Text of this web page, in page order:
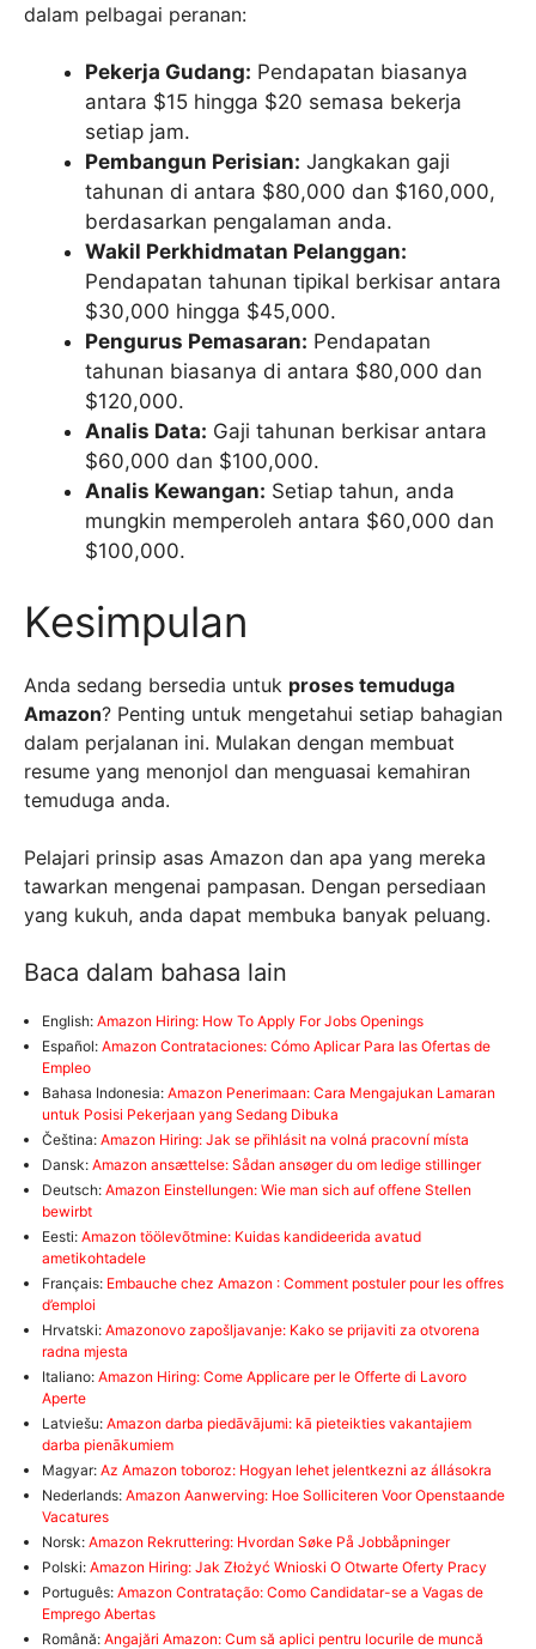
dalam pelbagai peranan:
Pekerja Gudang: Pendapatan biasanya
antara $15 hingga $20 semasa bekerja
setiap jam.
Pembangun Perisian: Jangkakan gaji
tahunan di antara $80,000 dan $160,000,
berdasarkan pengalaman anda.
Wakil Perkhidmatan Pelanggan:
Pendapatan tahunan tipikal berkisar antara
$30,000 hingga $45,000.
Pengurus Pemasaran: Pendapatan
tahunan biasanya di antara $80,000 dan
$120,000.
Analis Data: Gaji tahunan berkisar antara
$60,000 dan $100,000.
Analis Kewangan: Setiap tahun, anda
mungkin memperoleh antara $60,000 dan
$100,000.
Kesimpulan
Anda sedang bersedia untuk proses temuduga
Amazon? Penting untuk mengetahui setiap bahagian
dalam perjalanan ini. Mulakan dengan membuat
resume yang menonjol dan menguasai kemahiran
temuduga anda.
Pelajari prinsip asas Amazon dan apa yang mereka
tawarkan mengenai pampasan. Dengan persediaan
yang kukuh, anda dapat membuka banyak peluang.
Baca dalam bahasa lain
English: Amazon Hiring: How To Apply For Jobs Openings
Español: Amazon Contrataciones: Cómo Aplicar Para las Ofertas de
Empleo
Bahasa Indonesia: Amazon Penerimaan: Cara Mengajukan Lamaran
untuk Posisi Pekerjaan yang Sedang Dibuka
Čeština: Amazon Hiring: Jak se přihlásit na volná pracovní místa
Dansk: Amazon ansættelse: Sådan ansøger du om ledige stillinger
Deutsch: Amazon Einstellungen: Wie man sich auf offene Stellen
bewirbt
Eesti: Amazon töölevõtmine: Kuidas kandideerida avatud
ametikohtadele
Français: Embauche chez Amazon : Comment postuler pour les offres
d’emploi
Hrvatski: Amazonovo zapošljavanje: Kako se prijaviti za otvorena
radna mjesta
Italiano: Amazon Hiring: Come Applicare per le Offerte di Lavoro
Aperte
Latviešu: Amazon darba piedāvājumi: kā pieteikties vakantajiem
darba pienākumiem
Magyar: Az Amazon toboroz: Hogyan lehet jelentkezni az állásokra
Nederlands: Amazon Aanwerving: Hoe Solliciteren Voor Openstaande
Vacatures
Norsk: Amazon Rekruttering: Hvordan Søke På Jobbåpninger
Polski: Amazon Hiring: Jak Złożyć Wnioski O Otwarte Oferty Pracy
Português: Amazon Contratação: Como Candidatar-se a Vagas de
Emprego Abertas
Română: Angajări Amazon: Cum să aplici pentru locurile de muncă